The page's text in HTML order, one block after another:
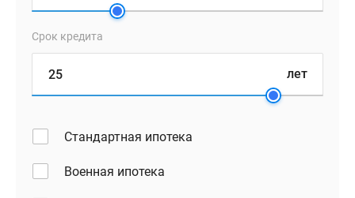
Срок кредита
лет
Стандартная ипотека
Военная ипотека